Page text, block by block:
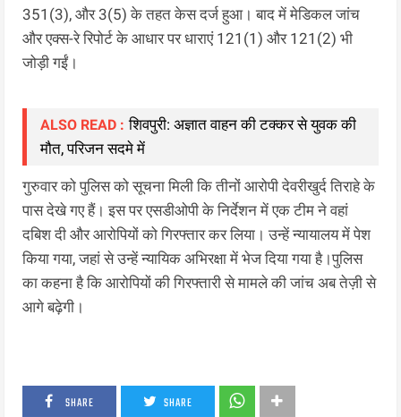
351(3), और 3(5) के तहत केस दर्ज हुआ। बाद में मेडिकल जांच
और एक्स-रे रिपोर्ट के आधार पर धाराएं 121(1) और 121(2) भी
जोड़ी गईं।
ALSO READ : शिवपुरी: अज्ञात वाहन की टक्कर से युवक की
मौत, परिजन सदमे में
गुरुवार को पुलिस को सूचना मिली कि तीनों आरोपी देवरीखुर्द तिराहे के
पास देखे गए हैं। इस पर एसडीओपी के निर्देशन में एक टीम ने वहां
दबिश दी और आरोपियों को गिरफ्तार कर लिया। उन्हें न्यायालय में पेश
किया गया, जहां से उन्हें न्यायिक अभिरक्षा में भेज दिया गया है।पुलिस
का कहना है कि आरोपियों की गिरफ्तारी से मामले की जांच अब तेज़ी से
आगे बढ़ेगी।
SHARE SHARE